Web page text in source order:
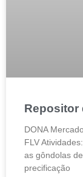
Repositor
DONA
FLV
as gôndolas
precificação